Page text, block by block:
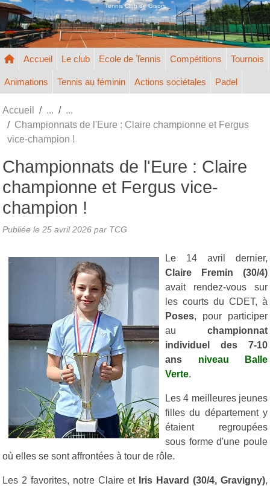
Tennis Club de Gisors
Accueil Le club Ecole de Tennis Compétitions Tournois
Animations Tennis au féminin Actions sociétales Padel
Accueil
Championnats de l'Eure : Claire championne et Fergus
vice-champion !
Championnats de l'Eure : Claire
championne et Fergus vice-
champion !
Publiée le 25 avril 2026 par TCG
Le 14 avril dernier,
Claire Fremin (30/4)
avait rendez-vous sur
les courts du CDET, à
Poses, pour participer
au championnat
individuel des 7-10
ans niveau Balle
Verte.
Les 4 meilleures jeunes
filles du département y
étaient regroupées
sous forme d'une poule
où elles se sont affrontées à tour de rôle.
Les 2 favorites, notre Claire et Iris Havard (30/4, Gravigny),
Panneau de gestion des cookies